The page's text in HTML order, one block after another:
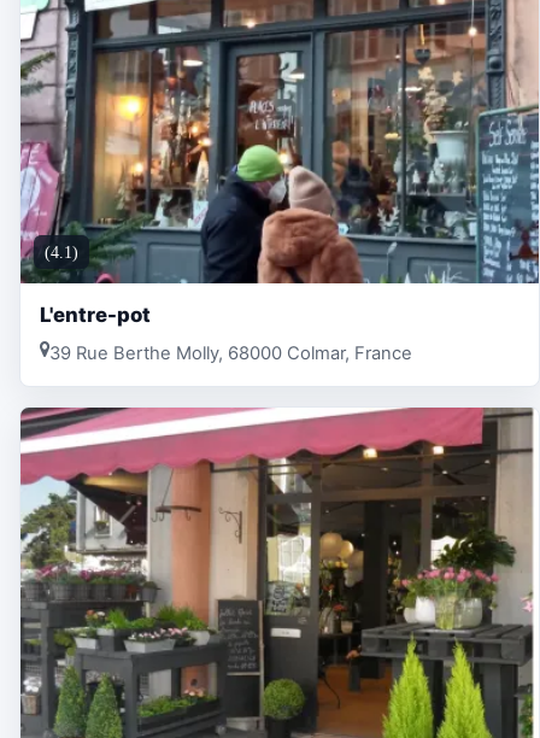
(4.1)
L'entre-pot
39 Rue Berthe Molly, 68000 Colmar, France